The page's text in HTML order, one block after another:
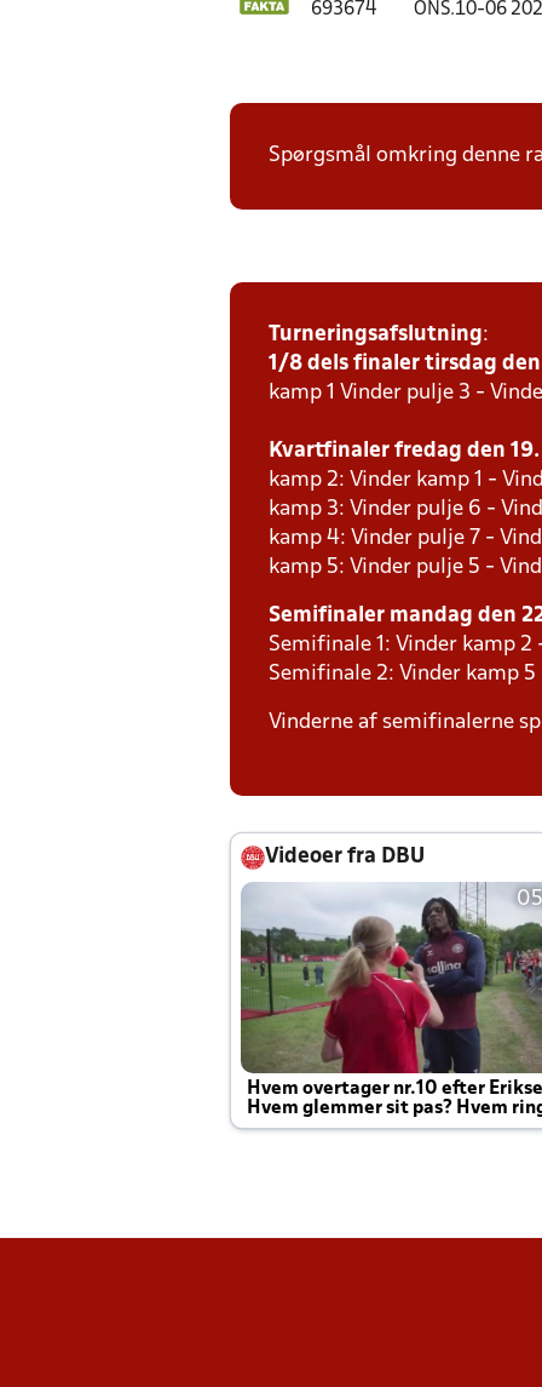
693674 ONS.10-06
Spørgsmål omkring denne
Turneringsafslutning:
1/8 dels finaler tirsdag
kamp 1 Vinder pulje 3 -
Kvartfinaler fredag den
kamp 2: Vinder kamp 1 -
kamp 3: Vinder pulje 6 -
kamp 4: Vinder pulje 7 -
kamp 5: Vinder pulje 5 -
Semifinaler mandag den
Semifinale 1: Vinder kamp 2
Semifinale 2: Vinder kamp
Vinderne af semifinalerne
Videoer fra DBU
Hvem overtager nr.10 efter
Hvem glemmer sit pas? Hvem
Joachim altid til efter kampe?